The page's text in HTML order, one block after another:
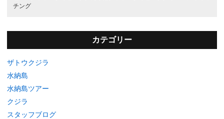
チング
カテゴリー
ザトウクジラ
水納島
水納島ツアー
クジラ
スタッフブログ